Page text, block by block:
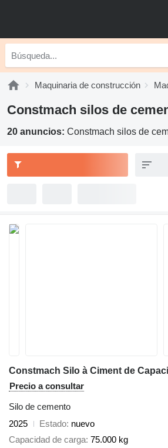
Maquinaria de construcción
Constmach silos de
20 anuncios: Constmach silos de
Constmach Silo à Ciment de
Precio a consultar
Silo de cemento
2025
Estado nuevo
Capacidad de carga 75.000 kg